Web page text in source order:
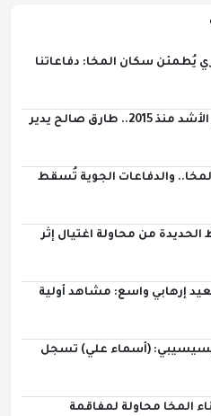
يُطمئن سكان المخا: دفاعاتنا
اسرار | بالفيديو - عقب الهجوم الأشد منذ 2015.. طارق صالح يدير
والدفاعات الجوية تُسقط
من محاولة اغتيال إثر
إرهابي واسع: مشاهد أولية
ميسيسيبي: (أسماء علي) تسجل
المخا محاولة لمفاقمة